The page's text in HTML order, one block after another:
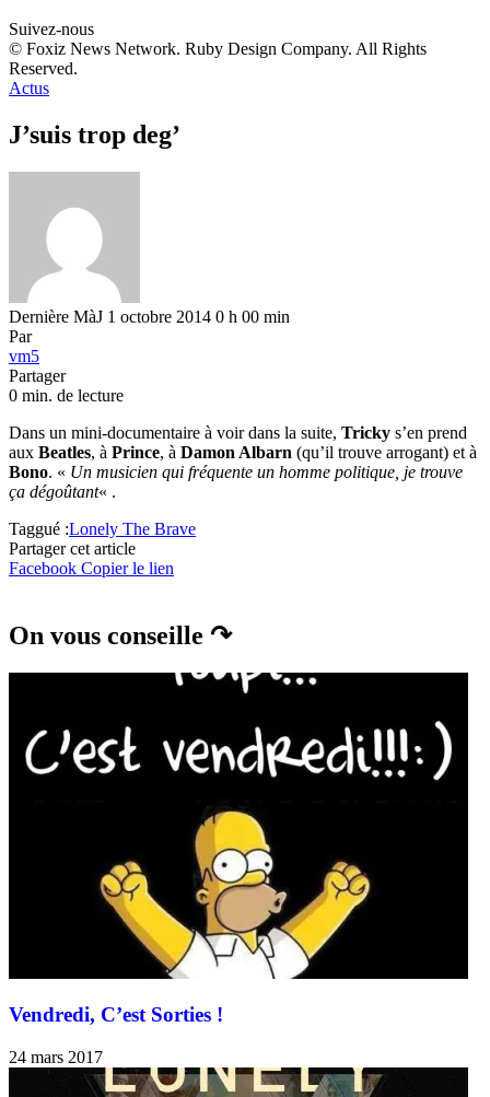
Suivez-nous
© Foxiz News Network. Ruby Design Company. All Rights
Reserved.
Actus
J’suis trop deg’
Dernière MàJ 1 octobre 2014 0 h 00 min
Par
vm5
Partager
0 min. de lecture
Dans un mini-documentaire à voir dans la suite, Tricky s’en prend
aux Beatles, à Prince, à Damon Albarn (qu’il trouve arrogant) et à
Bono. « Un musicien qui fréquente un homme politique, je trouve
ça dégoûtant« .
Taggué :Lonely The Brave
Partager cet article
Facebook Copier le lien
On vous conseille ↷
Vendredi, C’est Sorties !
24 mars 2017